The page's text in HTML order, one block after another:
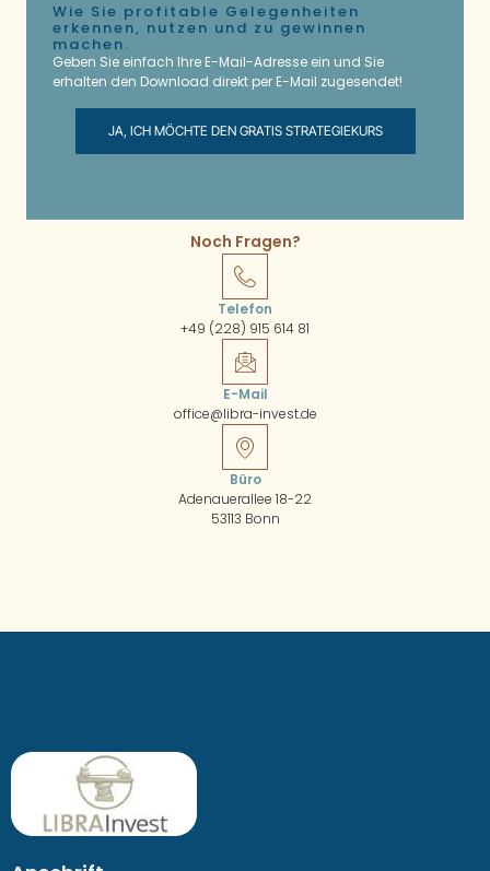
Wie Sie profitable Gelegenheiten
erkennen, nutzen und zu gewinnen
machen.
Geben Sie einfach Ihre E-Mail-Adresse ein und Sie
erhalten den Download direkt per E-Mail zugesendet!
JA, ICH MÖCHTE DEN GRATIS STRATEGIEKURS
Noch Fragen?
Telefon
+49 (228) 915 614 81
E-Mail
office@libra-invest.de
Büro
Adenauerallee 18-22
53113 Bonn